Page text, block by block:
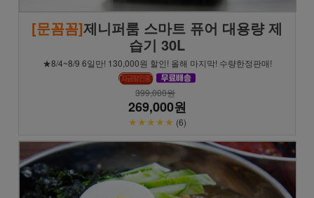
[문꼼꼼]제니퍼룸 스마트 퓨어 대용량 제
습기 30L
★8/4~8/9 6일만! 130,000원 할인! 올해 마지막! 수량한정판매!
399,000원
269,000원
★★★★★ (6)